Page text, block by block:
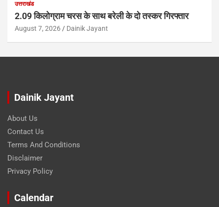
उत्तराखंड
2.09 किलोग्राम चरस के साथ बरेली के दो तस्कर गिरफ्तार
August 7, 2026 Dainik Jayant
Dainik Jayant
About Us
Contact Us
Terms And Conditions
Disclaimer
Privacy Policy
Calendar